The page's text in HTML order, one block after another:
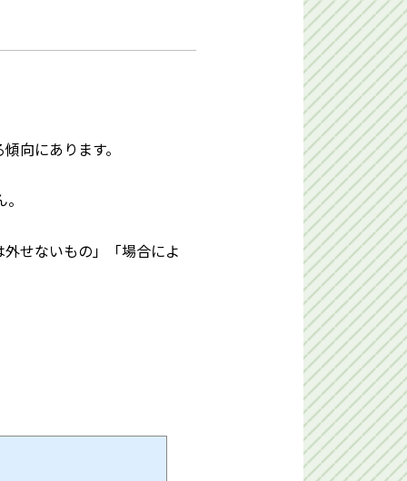
向にあります。
せないもの」「場合によ